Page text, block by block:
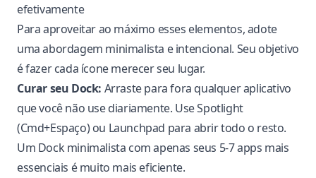
efetivamente
Para aproveitar ao máximo esses elementos, adote
uma abordagem minimalista e intencional. Seu objetivo
é fazer cada ícone merecer seu lugar.
Curar seu Dock: Arraste para fora qualquer aplicativo
que você não use diariamente. Use Spotlight
(Cmd+Espaço) ou Launchpad para abrir todo o resto.
Um Dock minimalista com apenas seus 5-7 apps mais
essenciais é muito mais eficiente.